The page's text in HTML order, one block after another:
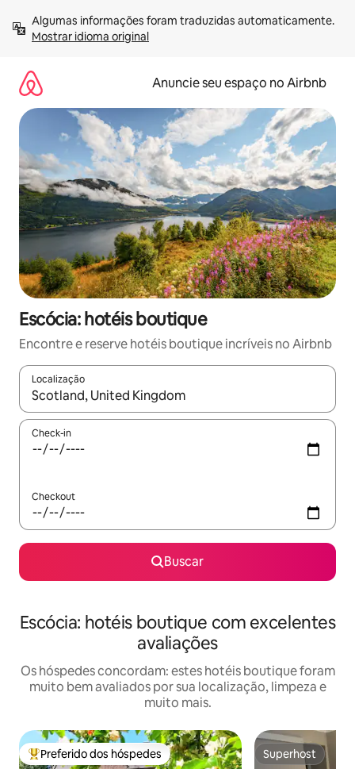
para
Mostrar idioma original
Anuncie seu espaço no Airbnb
Escócia: hotéis boutique
Encontre e reserve hotéis boutique incríveis no Airbnb
Localização
Quando os resultados estiverem disponíveis, explore-os
Check-in
Checkout
Buscar
Escócia: hotéis boutique com excelentes
avaliações
Os hóspedes concordam: estes hotéis boutique foram
muito bem avaliados por sua localização, limpeza e
muito mais.
Entre os melhores preferidos dos hóspedes
Preferido dos hóspedes Superhost
Superhost